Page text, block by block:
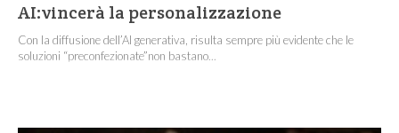
AI:vincerà la personalizzazione
Con la diffusione dell’AI generativa, risulta sempre più evidente che le
soluzioni “preconfezionate”non bastano...